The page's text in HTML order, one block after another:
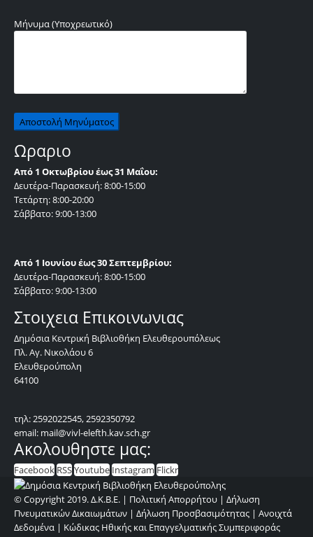
Μήνυμα (Υποχρεωτικό)
Ωραριο
Από 1 Οκτωβρίου έως 31 Μαΐου:
Δευτέρα-Παρασκευή: 8:00-15:00
Τετάρτη: 8:00-20:00
Σάββατο: 9:00-13:00
Από 1 Ιουνίου έως 30 Σεπτεμβρίου:
Δευτέρα-Παρασκευή: 8:00-15:00
Σάββατο: 9:00-13:00
Στοιχεια Επικοινωνιας
Δημόσια Κεντρική Βιβλιοθήκη Ελευθερουπόλεως
Πλ. Αγ. Νικολάου 6
Ελευθερούπολη
64100
τηλ: 2592022545, 2592350792
email: mail@vivl-elefth.kav.sch.gr
Ακολουθηστε μας:
FacebookRSSYoutubeInstagramFlickr
© Copyright 2019. Δ.Κ.Β.Ε. | Πολιτική Απορρήτου | Δήλωση
Πνευματικών Δικαιωμάτων | Δήλωση Προσβασιμότητας | Ανοιχτά
Δεδομένα | Κώδικας Ηθικής και Επαγγελματικής Συμπεριφοράς